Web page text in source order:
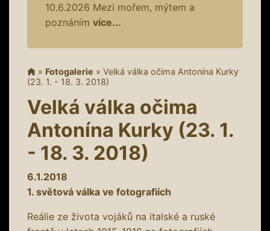
10.6.2026 Mezi mořem, mýtem a
poznáním více...
» Fotogalerie » Velká válka očima Antonína Kurky
(23. 1. - 18. 3. 2018)
Velká válka očima
Antonína Kurky (23. 1.
- 18. 3. 2018)
6.1.2018
1. světová válka ve fotografiích
Reálie ze života vojáků na italské a ruské